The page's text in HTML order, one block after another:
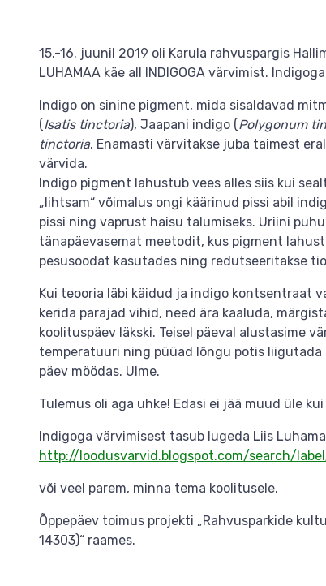
15.-16. juunil 2019 oli Karula rahvuspargis
LUHAMAA käe all INDIGOGA värvimist.
Indigo on sinine pigment, mida sisaldavad
(Isatis tinctoria), Jaapani indigo (Polygonum
tinctoria. Enamasti värvitakse juba taimest
värvida.
Indigo pigment lahustub vees alles siis kui
„lihtsam“ võimalus ongi käärinud pissi abil
pissi ning vaprust haisu talumiseks. Uriini
tänapäevasemat meetodit, kus pigment
pesusoodat kasutades ning redutseeritakse
Kui teooria läbi käidud ja indigo kontsentraat
kerida parajad vihid, need ära kaaluda,
koolituspäev läkski. Teisel päeval alustasime
temperatuuri ning püüad lõngu potis
päev möödas. Ulme.
Tulemus oli aga uhke! Edasi ei jää muud üle
Indigoga värvimisest tasub lugeda Liis
http://loodusvarvid.blogspot.com/search/
või veel parem, minna tema koolitusele.
Õppepäev toimus projekti „Rahvusparkide
14303)“ raames.